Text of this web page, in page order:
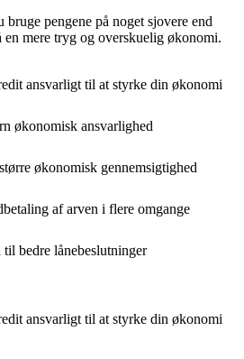
pengene på noget sjovere end
en mere tryg og overskuelig økonomi.
ansvarligt til at styrke din økonomi
økonomisk ansvarlighed
økonomisk gennemsigtighed
af arven i flere omgange
bedre lånebeslutninger
ansvarligt til at styrke din økonomi